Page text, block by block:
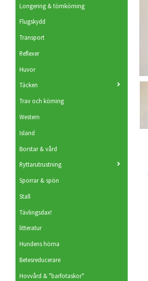
Longering & tömkörning
Flugskydd
Transport
Reflexer
Huvor
Täcken
Trav och körning
Western
Island
Borstar & vård
Ryttarutrustning
Sporrar & spön
Stall
Tävlingsdax!
litteratur
Hundens hörna
Betesreducerare
Hovvård & "barfotaskor"